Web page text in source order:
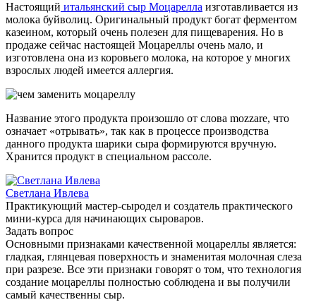
Настоящий итальянский сыр Моцарелла изготавливается из
молока буйволиц. Оригинальный продукт богат ферментом
казеином, который очень полезен для пищеварения. Но в
продаже сейчас настоящей Моцареллы очень мало, и
изготовлена она из коровьего молока, на которое у многих
взрослых людей имеется аллергия.
Название этого продукта произошло от слова mozzare, что
означает «отрывать», так как в процессе производства
данного продукта шарики сыра формируются вручную.
Хранится продукт в специальном рассоле.
Светлана Ивлева
Практикующий мастер-сыродел и создатель практического
мини-курса для начинающих сыроваров.
Задать вопрос
Основными признаками качественной моцареллы является:
гладкая, глянцевая поверхность и знаменитая молочная слеза
при разрезе. Все эти признаки говорят о том, что технология
создание моцареллы полностью соблюдена и вы получили
самый качественны сыр.